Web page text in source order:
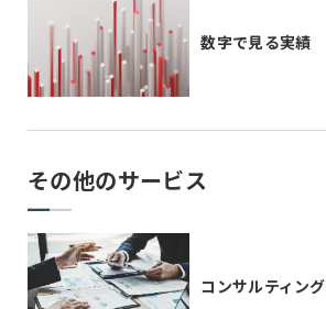
数字で見る実績
その他のサービス
コンサルティング